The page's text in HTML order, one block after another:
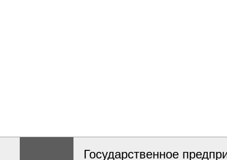
Государственное